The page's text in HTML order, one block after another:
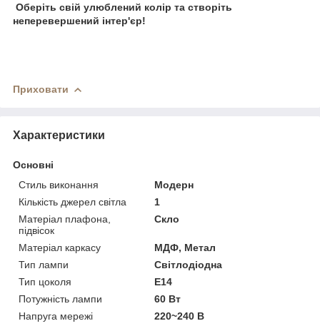
Оберіть свій улюблений колір та створіть
неперевершений інтер'єр!
Приховати
Характеристики
Основні
Стиль виконання
Модерн
Кількість джерел світла
1
Матеріал плафона,
підвісок
Скло
Матеріал каркасу
МДФ, Метал
Тип лампи
Світлодіодна
Тип цоколя
E14
Потужність лампи
60 Вт
Напруга мережі
220~240 В